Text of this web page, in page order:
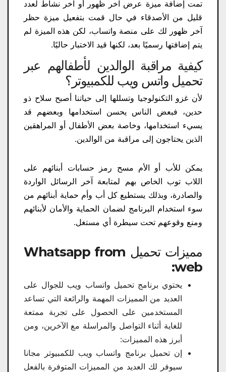
تمت إضافة ميزة عرض آخر ظهور أو آخر نشاط لعدد
قليل من الأصدقاء في حال قمت بتفعيل ميزة حظر
آخر ظهور لك على منصة واتساب، لكن هذه الميزة لم
يتم إضافتها رسميًا بعد، لكنها قيد الاختبار حاليًا.
كيفية مراقبة الوالدين لأطفالهم عبر
تحميل واتس ويب للكمبيوتر؟
لأن غزو التكنولوجيا وتسللها إلى حياتنا أصبح سلاح ذو
حدين، فبعض الناس يحسن استخدامها وبعضهم قد
يسيء استخدامها، وخاصة بعض الأطفال أو المراهقين
الذين يحتاجون إلى مراقبة من الوالدين.
يمكن للأب أو الأم مسح رمز حسابات أبنائهم على
اللاب توب الخاص بهم لمتابعة آخر الرسائل الواردة
والصادرة، وبذلك يستطيع كل أب وأم حماية أبنائهم من
سوء استخدام البرنامج لضمان الحماية والأمان لأبنائهم
ومنع وقوعهم تحت سيطرة أي مستغل.
مميزات تحميل Whatsapp from
web​:
يحتوي برنامج تحميل واتساب ويب للجوال​ على
العديد من المميزات المهمة والرائعة التي تساعد
المستخدمين على الحصول على تجربة ممتعة
للغاية أثناء التواصل والمراسلة مع الآخرين، ومن
أبرز هذه المميزات:
إن تحميل برنامج واتساب ويب للكمبيوتر مجانا
سيوفر لك العديد من المميزات المتوفرة بالفعل